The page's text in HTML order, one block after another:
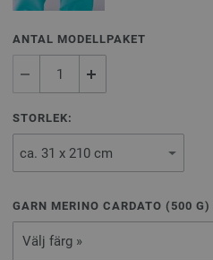
ANTAL MODELLPAKET
STORLEK:
GARN MERINO CARDATO ( 500 G)
Välj färg »